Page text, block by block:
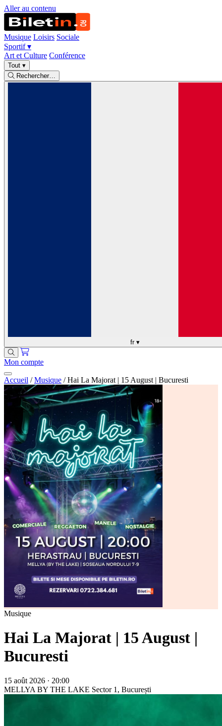
Aller au contenu
Musique Loisirs Sociale
Sportif▾
Art et Culture Conférence
Tout ▾
Rechercher…
fr ▾
Mon compte
Accueil / Musique / Hai La Majorat | 15 August | Bucuresti
Musique
Hai La Majorat | 15 August |
Bucuresti
15 août 2026 · 20:00
MELLYA BY THE LAKE Sector 1, București